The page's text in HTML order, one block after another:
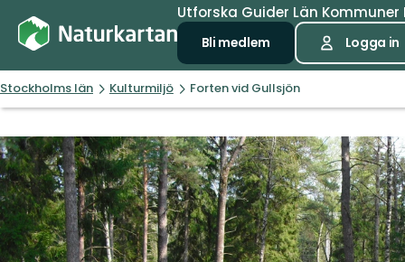
Utforska Guider Län Kommuner
Bli medlem Logga in
Stockholms län Kulturmiljö Forten vid Gullsjön